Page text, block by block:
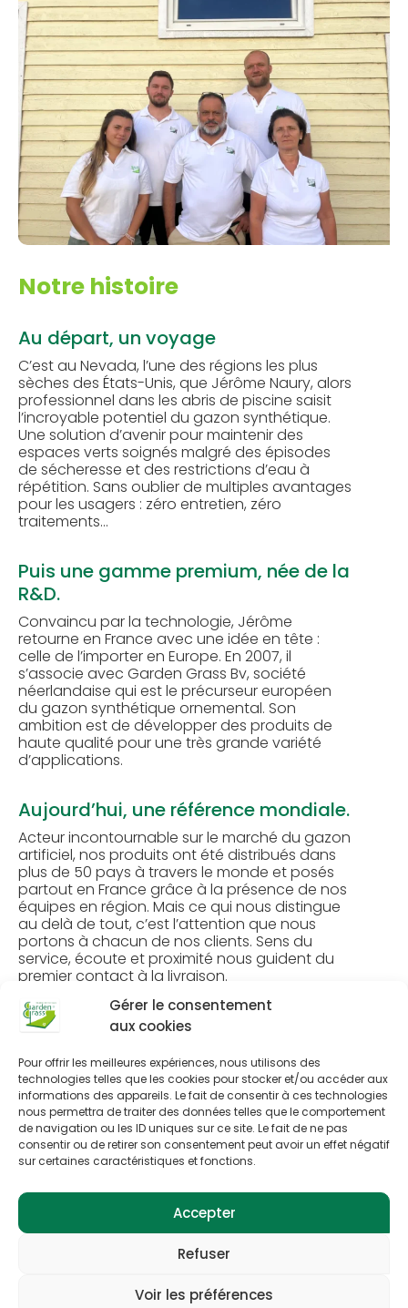
Gérer le consentement
aux cookies
Pour offrir les meilleures expériences, nous utilisons des
technologies telles que les cookies pour stocker et/ou accéder aux
informations des appareils. Le fait de consentir à ces technologies
nous permettra de traiter des données telles que le comportement
de navigation ou les ID uniques sur ce site. Le fait de ne pas
consentir ou de retirer son consentement peut avoir un effet négatif
sur certaines caractéristiques et fonctions.
Accepter
Refuser
Voir les préférences
Notre histoire
Au départ, un voyage
C’est au Nevada, l’une des régions les plus
sèches des États-Unis, que Jérôme Naury, alors
professionnel dans les abris de piscine saisit
l’incroyable potentiel du gazon synthétique.
Une solution d’avenir pour maintenir des
espaces verts soignés malgré des épisodes
de sécheresse et des restrictions d’eau à
répétition. Sans oublier de multiples avantages
pour les usagers : zéro entretien, zéro
traitements…
Puis une gamme premium, née de la
R&D.
Convaincu par la technologie, Jérôme
retourne en France avec une idée en tête :
celle de l’importer en Europe. En 2007, il
s’associe avec Garden Grass Bv, société
néerlandaise qui est le précurseur européen
du gazon synthétique ornemental. Son
ambition est de développer des produits de
haute qualité pour une très grande variété
d’applications.
Aujourd’hui, une référence mondiale.
Acteur incontournable sur le marché du gazon
artificiel, nos produits ont été distribués dans
plus de 50 pays à travers le monde et posés
partout en France grâce à la présence de nos
équipes en région. Mais ce qui nous distingue
au delà de tout, c’est l’attention que nous
portons à chacun de nos clients. Sens du
service, écoute et proximité nous guident du
premier contact à la livraison.
Des équipes proches de vous
concessionnaire
GardenGrass à proximité
de chez vous